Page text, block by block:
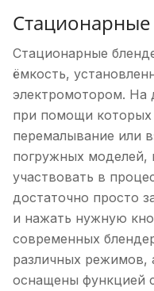
Стационарные
ёмкость,
электромотором. На
при помощи которых
перемалывание или
погружных моделей,
участвовать в
достаточно просто
и нажать нужную
современных
различных режимов,
оснащены функцией